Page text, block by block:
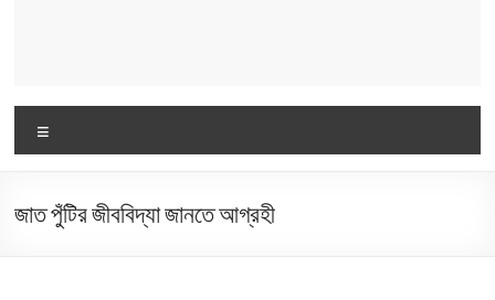
জাত পুঁটির জীববিদ্যা জানতে আগ্রহী